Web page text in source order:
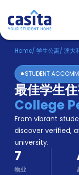
Home ZH
登
入
Booking
Accommodation
About
us
Blog
Refer
And
Earn
Become
Home/ 学生公寓/ 澳大
STUDENT
最佳学生
College
From vibrant
discover verified,
university.
7
物业